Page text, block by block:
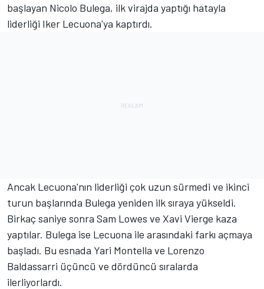
başlayan Nicolo Bulega, ilk virajda yaptığı hatayla
liderliği Iker Lecuona'ya kaptırdı.
Ancak Lecuona'nın liderliği çok uzun sürmedi ve ikinci
turun başlarında Bulega yeniden ilk sıraya yükseldi.
Birkaç saniye sonra Sam Lowes ve Xavi Vierge kaza
yaptılar. Bulega ise Lecuona ile arasındaki farkı açmaya
başladı. Bu esnada Yari Montella ve Lorenzo
Baldassarri üçüncü ve dördüncü sıralarda
ilerliyorlardı.